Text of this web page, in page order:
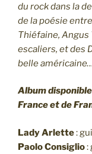
du rock dans la
de la poésie
Thiéfaine, Angus
escaliers, et des
belle
Album
France et de
Lady Arlette:
Paolo Consiglio: